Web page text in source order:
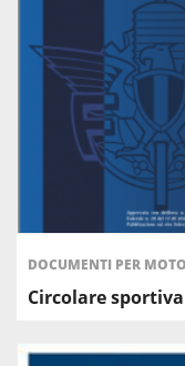
DOCUMENTI PER
Circolare sportiva